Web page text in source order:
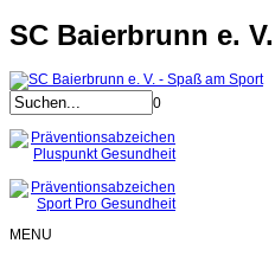
SC Baierbrunn e.
0
MENU